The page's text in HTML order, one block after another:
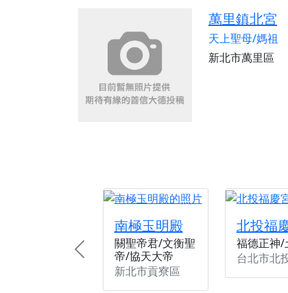
【桃園新屋 深
【桃園慈善宮(
歡迎友廟長官
萬里鎮北宮
天上聖母/媽祖
新北市萬里區
南極玉明殿
關聖帝君/文衡聖
帝/協天大帝
新北市貢寮區
北投福
福德正神/
台北市北
Previous